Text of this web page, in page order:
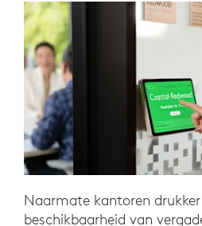
Naarmate kantoren
beschikbaarheid van